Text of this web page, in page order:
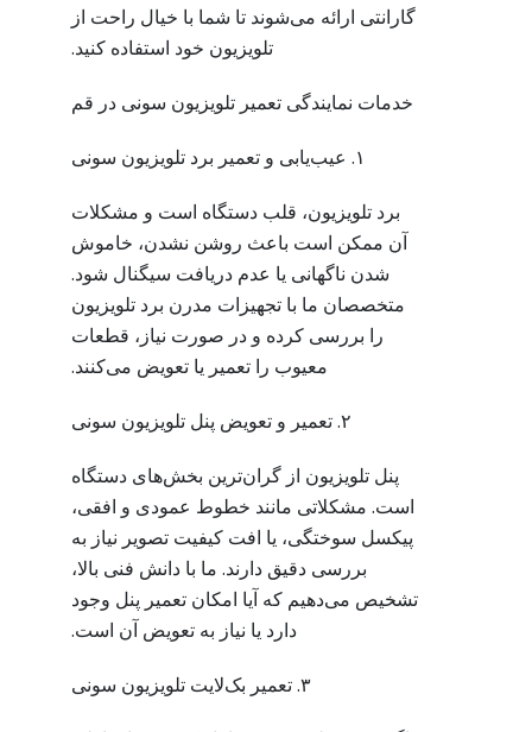
گارانتی ارائه می‌شوند تا شما با خیال راحت از
تلویزیون خود استفاده کنید.
خدمات نمایندگی تعمیر تلویزیون سونی در قم
۱. عیب‌یابی و تعمیر برد تلویزیون سونی
برد تلویزیون، قلب دستگاه است و مشکلات
آن ممکن است باعث روشن نشدن، خاموش
شدن ناگهانی یا عدم دریافت سیگنال شود.
متخصصان ما با تجهیزات مدرن برد تلویزیون
را بررسی کرده و در صورت نیاز، قطعات
معیوب را تعمیر یا تعویض می‌کنند.
۲. تعمیر و تعویض پنل تلویزیون سونی
پنل تلویزیون از گران‌ترین بخش‌های دستگاه
است. مشکلاتی مانند خطوط عمودی و افقی،
پیکسل سوختگی، یا افت کیفیت تصویر نیاز به
بررسی دقیق دارند. ما با دانش فنی بالا،
تشخیص می‌دهیم که آیا امکان تعمیر پنل وجود
دارد یا نیاز به تعویض آن است.
۳. تعمیر بک‌لایت تلویزیون سونی